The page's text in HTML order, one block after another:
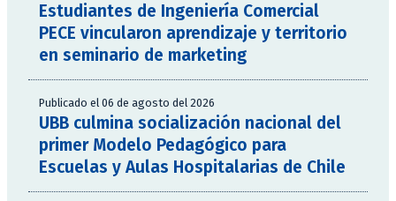
Estudiantes de Ingeniería Comercial
PECE vincularon aprendizaje y territorio
en seminario de marketing
Publicado el 06 de agosto del 2026
UBB culmina socialización nacional del
primer Modelo Pedagógico para
Escuelas y Aulas Hospitalarias de Chile